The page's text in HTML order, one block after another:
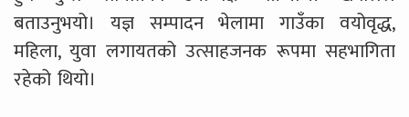
बताउनुभयो। यज्ञ सम्पादन भेलामा गाउँका वयोवृद्ध,
महिला, युवा लगायतको उत्साहजनक रूपमा सहभागिता
रहेको थियो।